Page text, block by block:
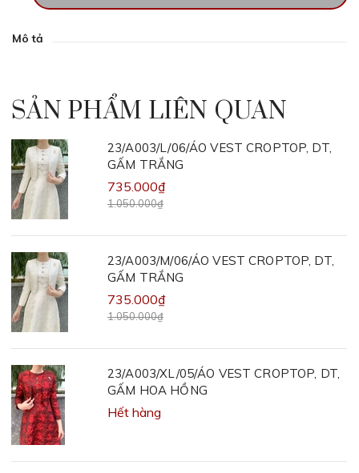
Mô tả
SẢN PHẨM LIÊN QUAN
23/A003/L/06/ÁO VEST CROPTOP, DT,
GẤM TRẮNG
735.000₫
1.050.000₫
23/A003/M/06/ÁO VEST CROPTOP, DT,
GẤM TRẮNG
735.000₫
1.050.000₫
23/A003/XL/05/ÁO VEST CROPTOP, DT,
GẤM HOA HỒNG
Hết hàng